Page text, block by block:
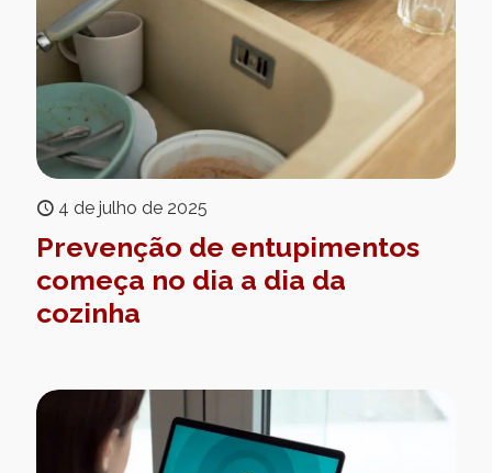
4 de julho de 2025
Prevenção de entupimentos
começa no dia a dia da
cozinha